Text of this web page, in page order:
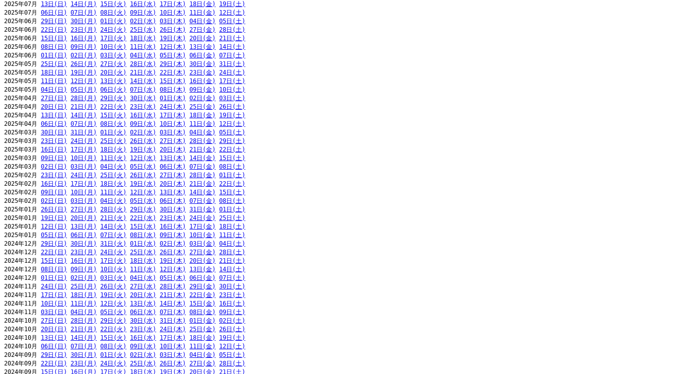
2025年07月 13日(日) 14日(月) 15日(火) 16日(水) 17日(木) 18日(金)
19日(土)
2025年07月 06日(日) 07日(月) 08日(火) 09日(水) 10日(木) 11日(金)
12日(土)
2025年06月 29日(日) 30日(月) 01日(火) 02日(水) 03日(木) 04日(金)
05日(土)
2025年06月 22日(日) 23日(月) 24日(火) 25日(水) 26日(木) 27日(金)
28日(土)
2025年06月 15日(日) 16日(月) 17日(火) 18日(水) 19日(木) 20日(金)
21日(土)
2025年06月 08日(日) 09日(月) 10日(火) 11日(水) 12日(木) 13日(金)
14日(土)
2025年06月 01日(日) 02日(月) 03日(火) 04日(水) 05日(木) 06日(金)
07日(土)
2025年05月 25日(日) 26日(月) 27日(火) 28日(水) 29日(木) 30日(金)
31日(土)
2025年05月 18日(日) 19日(月) 20日(火) 21日(水) 22日(木) 23日(金)
24日(土)
2025年05月 11日(日) 12日(月) 13日(火) 14日(水) 15日(木) 16日(金)
17日(土)
2025年05月 04日(日) 05日(月) 06日(火) 07日(水) 08日(木) 09日(金)
10日(土)
2025年04月 27日(日) 28日(月) 29日(火) 30日(水) 01日(木) 02日(金)
03日(土)
2025年04月 20日(日) 21日(月) 22日(火) 23日(水) 24日(木) 25日(金)
26日(土)
2025年04月 13日(日) 14日(月) 15日(火) 16日(水) 17日(木) 18日(金)
19日(土)
2025年04月 06日(日) 07日(月) 08日(火) 09日(水) 10日(木) 11日(金)
12日(土)
2025年03月 30日(日) 31日(月) 01日(火) 02日(水) 03日(木) 04日(金)
05日(土)
2025年03月 23日(日) 24日(月) 25日(火) 26日(水) 27日(木) 28日(金)
29日(土)
2025年03月 16日(日) 17日(月) 18日(火) 19日(水) 20日(木) 21日(金)
22日(土)
2025年03月 09日(日) 10日(月) 11日(火) 12日(水) 13日(木) 14日(金)
15日(土)
2025年03月 02日(日) 03日(月) 04日(火) 05日(水) 06日(木) 07日(金)
08日(土)
2025年02月 23日(日) 24日(月) 25日(火) 26日(水) 27日(木) 28日(金)
01日(土)
2025年02月 16日(日) 17日(月) 18日(火) 19日(水) 20日(木) 21日(金)
22日(土)
2025年02月 09日(日) 10日(月) 11日(火) 12日(水) 13日(木) 14日(金)
15日(土)
2025年02月 02日(日) 03日(月) 04日(火) 05日(水) 06日(木) 07日(金)
08日(土)
2025年01月 26日(日) 27日(月) 28日(火) 29日(水) 30日(木) 31日(金)
01日(土)
2025年01月 19日(日) 20日(月) 21日(火) 22日(水) 23日(木) 24日(金)
25日(土)
2025年01月 12日(日) 13日(月) 14日(火) 15日(水) 16日(木) 17日(金)
18日(土)
2025年01月 05日(日) 06日(月) 07日(火) 08日(水) 09日(木) 10日(金)
11日(土)
2024年12月 29日(日) 30日(月) 31日(火) 01日(水) 02日(木) 03日(金)
04日(土)
2024年12月 22日(日) 23日(月) 24日(火) 25日(水) 26日(木) 27日(金)
28日(土)
2024年12月 15日(日) 16日(月) 17日(火) 18日(水) 19日(木) 20日(金)
21日(土)
2024年12月 08日(日) 09日(月) 10日(火) 11日(水) 12日(木) 13日(金)
14日(土)
2024年12月 01日(日) 02日(月) 03日(火) 04日(水) 05日(木) 06日(金)
07日(土)
2024年11月 24日(日) 25日(月) 26日(火) 27日(水) 28日(木) 29日(金)
30日(土)
2024年11月 17日(日) 18日(月) 19日(火) 20日(水) 21日(木) 22日(金)
23日(土)
2024年11月 10日(日) 11日(月) 12日(火) 13日(水) 14日(木) 15日(金)
16日(土)
2024年11月 03日(日) 04日(月) 05日(火) 06日(水) 07日(木) 08日(金)
09日(土)
2024年10月 27日(日) 28日(月) 29日(火) 30日(水) 31日(木) 01日(金)
02日(土)
2024年10月 20日(日) 21日(月) 22日(火) 23日(水) 24日(木) 25日(金)
26日(土)
2024年10月 13日(日) 14日(月) 15日(火) 16日(水) 17日(木) 18日(金)
19日(土)
2024年10月 06日(日) 07日(月) 08日(火) 09日(水) 10日(木) 11日(金)
12日(土)
2024年09月 29日(日) 30日(月) 01日(火) 02日(水) 03日(木) 04日(金)
05日(土)
2024年09月 22日(日) 23日(月) 24日(火) 25日(水) 26日(木) 27日(金)
28日(土)
2024年09月 15日(日) 16日(月) 17日(火) 18日(水) 19日(木) 20日(金)
21日(土)